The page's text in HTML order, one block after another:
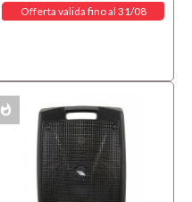
Offerta valida fino al 31/08
whatshot